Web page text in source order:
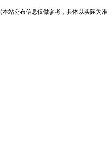
(本站公布信息仅做参考，具体以实际为